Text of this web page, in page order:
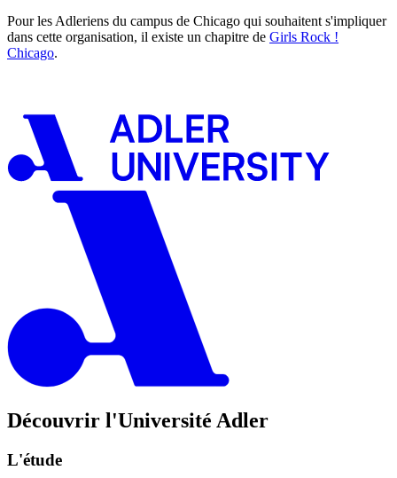
Pour les Adleriens du campus de Chicago qui souhaitent s'impliquer
dans cette organisation, il existe un chapitre de Girls Rock !
Chicago.
Découvrir l'Université Adler
L'étude